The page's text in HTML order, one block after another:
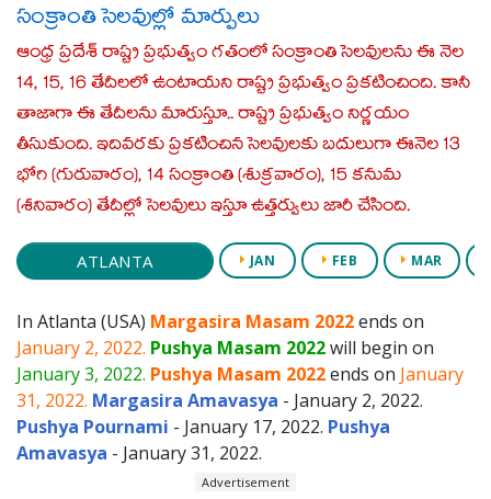
సంక్రాంతి సెలవుల్లో మార్పులు
ఆంధ్ర ప్ర‌దేశ్ రాష్ట్ర ప్ర‌భుత్వం గ‌తంలో సంక్రాంతి సెలవుల‌ను ఈ నెల
14, 15, 16 తేదీల‌లో ఉంటాయ‌ని రాష్ట్ర ప్ర‌భుత్వం ప్రక‌టించింది. కానీ
తాజాగా ఈ తేదీల‌ను మారుస్తూ.. రాష్ట్ర ప్ర‌భుత్వం నిర్ణ‌యం
తీసుకుంది. ఇదివరకు ప్రకటించిన సెలవులకు బదులుగా ఈనెల 13
భోగి (గురువారం), 14 సంక్రాంతి (శుక్రవారం), 15 కనుమ
(శనివారం) తేదీల్లో సెలవులు ఇస్తూ ఉత్తర్వులు జారీ చేసింది.
ATLANTA JAN FEB MAR
In Atlanta (USA) Margasira Masam 2022ends on
January 2, 2022. Pushya Masam 2022will begin on
January 3, 2022. Pushya Masam 2022ends on January
31, 2022. Margasira Amavasya - January 2, 2022.
Pushya Pournami - January 17, 2022. Pushya
Amavasya - January 31, 2022.
Advertisement